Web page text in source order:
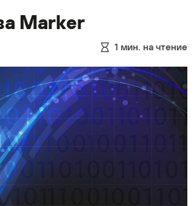
Marker
1 мин. на чтение